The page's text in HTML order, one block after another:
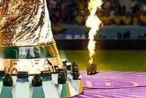
آغاز فروش نقدی با تحویل فوری بهمن
+ جزئیات